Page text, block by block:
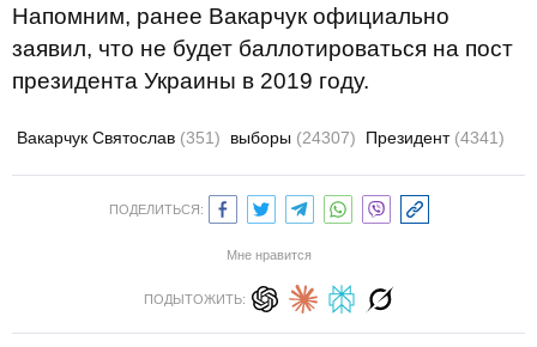
Напомним, ранее Вакарчук официально
заявил, что не будет баллотироваться на пост
президента Украины в 2019 году.
Вакарчук Святослав (351) выборы (24307) Президент (4341)
ПОДЕЛИТЬСЯ:
Мне нравится
ПОДЫТОЖИТЬ: